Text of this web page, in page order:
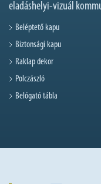
eladáshelyi-vizuál
Beléptető kapu
Biztonsági kapu
Raklap dekor
Polczászló
Belógató tábla